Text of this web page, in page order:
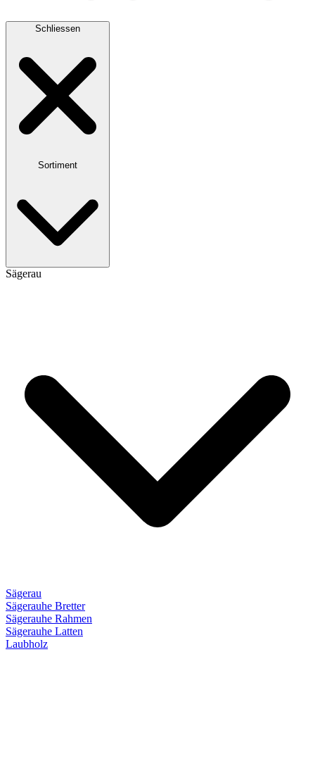
Schliessen
Sortiment
Sägerau
Sägerau
Sägerauhe Bretter
Sägerauhe Rahmen
Sägerauhe Latten
Laubholz